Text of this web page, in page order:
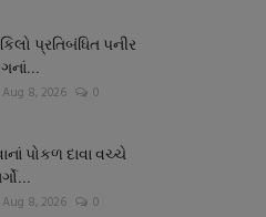
પ્રતિબંધિત પનીર
Aug 8, 2026 0
પોકળ દાવા વચ્ચે
Aug 8, 2026 0